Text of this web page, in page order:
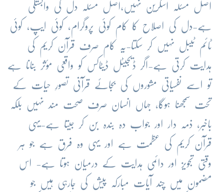
اصل مسئلہ اسکرین نہیں،اصل مسئلہ دل کی وابستگی
ہے-دل کی اصلاح کا کام کوئی پروگرام، کوئی ایپ، کوئی
ٹائم ٹیبل نہیں کر سکتا-یہ کام صرف قرآن کریم کی
ہدایت کرتی ہے-اگر ڈیجیٹل ڈیٹاکس کو واقعی مؤثر بنانا ہے
تو اسے نفسیاتی مشوروں کی بجائے قرآنی تصورِ حیات کے
تحت سمجھنا ہوگا، جہاں انسان صرف صحت مند نہیں بلکہ
باخبر، ذمہ دار اور جواب دہ بندہ بن کر جیتا ہے-یہی
قرآن کریم کی عظمت ہے اور یہی وہ فرق ہے جو ہر
وقتی تجویز اور دائمی ہدایت کے درمیان ہوتا ہے- اس
مضمون میں چند آیات مبارکہ پیش کی جارہی ہیں جو